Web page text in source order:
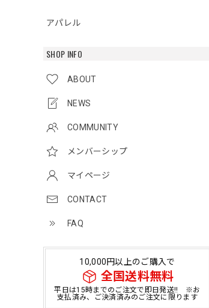
アパレル
SHOP INFO
ABOUT
NEWS
COMMUNITY
メンバーシップ
マイページ
CONTACT
FAQ
10,000円以上のご購入で
全国送料無料
平日は15時までのご注文で即日発送!! ※お
支払済み、ご決済済みのご注文に限ります